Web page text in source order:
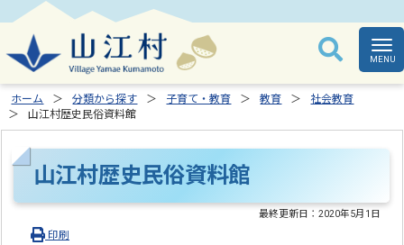
ホーム 分類から探す 子育て・教育 教育
社会教育
山江村歴史民俗資料館
山江村歴史民俗資料館
最終更新日：2020年5月1日
印刷